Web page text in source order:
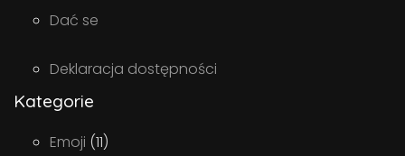
Dać se
Deklaracja dostępności
Kategorie
Emoji (11)